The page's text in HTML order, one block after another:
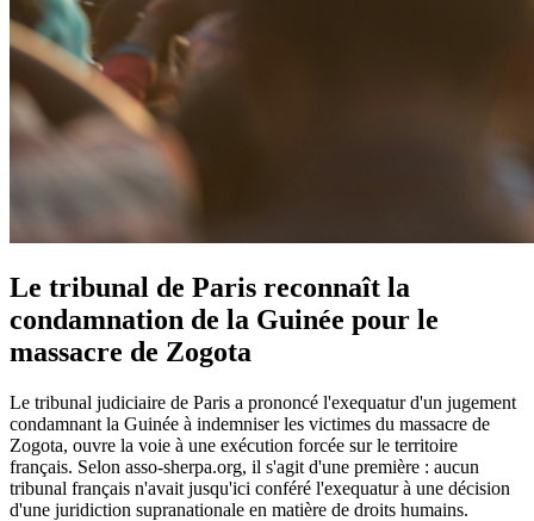
Le tribunal de Paris reconnaît la
condamnation de la Guinée pour le
massacre de Zogota
Le tribunal judiciaire de Paris a prononcé l'exequatur d'un jugement
condamnant la Guinée à indemniser les victimes du massacre de
Zogota, ouvre la voie à une exécution forcée sur le territoire
français. Selon asso-sherpa.org, il s'agit d'une première : aucun
tribunal français n'avait jusqu'ici conféré l'exequatur à une décision
d'une juridiction supranationale en matière de droits humains.